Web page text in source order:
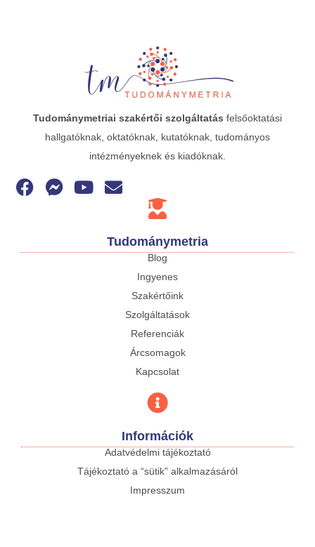
Tudománymetriai szakértői szolgáltatás felsőoktatási
hallgatóknak, oktatóknak, kutatóknak, tudományos
intézményeknek és kiadóknak.
Tudománymetria
Blog
Ingyenes
Szakértőink
Szolgáltatások
Referenciák
Árcsomagok
Kapcsolat
Információk
Adatvédelmi tájékoztató
Tájékoztató a “sütik” alkalmazásáról
Impresszum